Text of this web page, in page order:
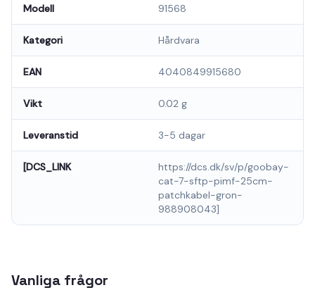
Modell 91568
Kategori Hårdvara
EAN 4040849915680
Vikt 0.02 g
Leveranstid 3-5 dagar
[DCS_LINK
https://dcs.dk/sv/p/goobay-
cat-7-sftp-pimf-25cm-
patchkabel-gron-
988908043]
Vanliga frågor